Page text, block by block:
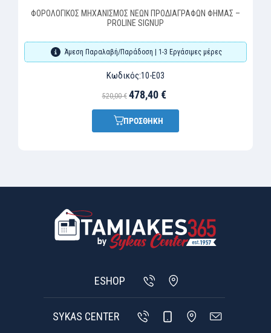
ΦΟΡΟΛΟΓΙΚΟΣ ΜΗΧΑΝΙΣΜΟΣ ΝΕΩΝ ΠΡΟΔΙΑΓΡΑΦΩΝ ΦΗΜΑΣ –
PROLINE SIGNUP
Άμεση Παραλαβή/Παράδοση | 1-3 Εργάσιμες μέρες
Κωδικός:10-E03
520,00 € 478,40 €
ΠΡΟΣΘΗΚΗ
ESHOP
SYKAS CENTER